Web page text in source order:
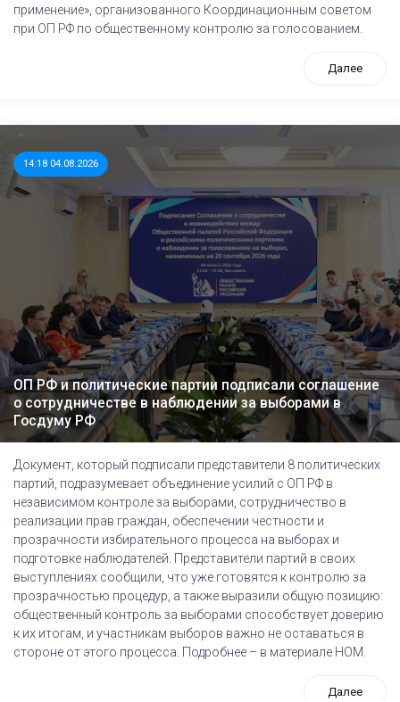
применение», организованного Координационным советом
при ОП РФ по общественному контролю за голосованием.
Далее
14:18 04.08.2026
ОП РФ и политические партии подписали соглашение
о сотрудничестве в наблюдении за выборами в
Госдуму РФ
Документ, который подписали представители 8 политических
партий, подразумевает объединение усилий с ОП РФ в
независимом контроле за выборами, сотрудничество в
реализации прав граждан, обеспечении честности и
прозрачности избирательного процесса на выборах и
подготовке наблюдателей. Представители партий в своих
выступлениях сообщили, что уже готовятся к контролю за
прозрачностью процедур, а также выразили общую позицию:
общественный контроль за выборами способствует доверию
к их итогам, и участникам выборов важно не оставаться в
стороне от этого процесса. Подробнее – в материале НОМ.
Далее